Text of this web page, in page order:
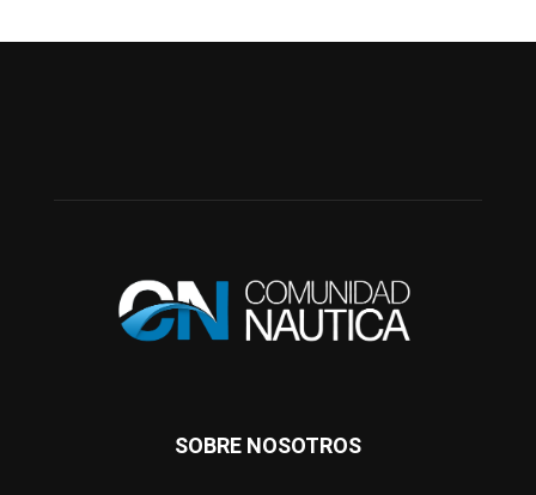
SOBRE NOSOTROS